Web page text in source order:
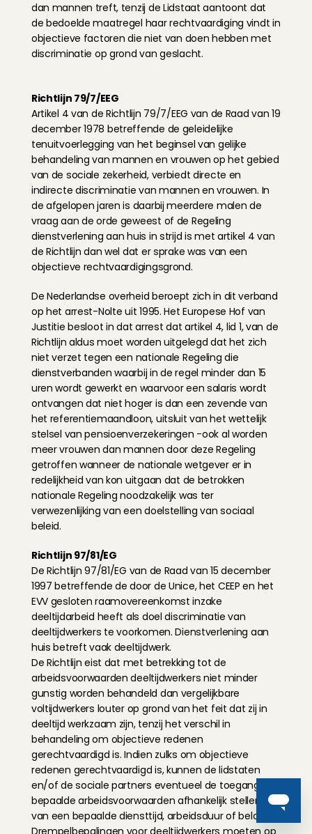
dan mannen treft, tenzij de Lidstaat aantoont dat
de bedoelde maatregel haar rechtvaardiging vindt in
objectieve factoren die niet van doen hebben met
discriminatie op grond van geslacht.
Richtlijn 79/7/EEG
Artikel 4 van de Richtlijn 79/7/EEG van de Raad van 19
december 1978 betreffende de geleidelijke
tenuitvoerlegging van het beginsel van gelijke
behandeling van mannen en vrouwen op het gebied
van de sociale zekerheid, verbiedt directe en
indirecte discriminatie van mannen en vrouwen. In
de afgelopen jaren is daarbij meerdere malen de
vraag aan de orde geweest of de Regeling
dienstverlening aan huis in strijd is met artikel 4 van
de Richtlijn dan wel dat er sprake was van een
objectieve rechtvaardigingsgrond.
De Nederlandse overheid beroept zich in dit verband
op het arrest-Nolte uit 1995. Het Europese Hof van
Justitie besloot in dat arrest dat artikel 4, lid 1, van de
Richtlijn aldus moet worden uitgelegd dat het zich
niet verzet tegen een nationale Regeling die
dienstverbanden waarbij in de regel minder dan 15
uren wordt gewerkt en waarvoor een salaris wordt
ontvangen dat niet hoger is dan een zevende van
het referentiemaandloon, uitsluit van het wettelijk
stelsel van pensioenverzekeringen -ook al worden
meer vrouwen dan mannen door deze Regeling
getroffen wanneer de nationale wetgever er in
redelijkheid van kon uitgaan dat de betrokken
nationale Regeling noodzakelijk was ter
verwezenlijking van een doelstelling van sociaal
beleid.
Richtlijn 97/81/EG
De Richtlijn 97/81/EG van de Raad van 15 december
1997 betreffende de door de Unice, het CEEP en het
EVV gesloten raamovereenkomst inzake
deeltijdarbeid heeft als doel discriminatie van
deeltijdwerkers te voorkomen. Dienstverlening aan
huis betreft vaak deeltijdwerk.
De Richtlijn eist dat met betrekking tot de
arbeidsvoorwaarden deeltijdwerkers niet minder
gunstig worden behandeld dan vergelijkbare
voltijdwerkers louter op grond van het feit dat zij in
deeltijd werkzaam zijn, tenzij het verschil in
behandeling om objectieve redenen
gerechtvaardigd is. Indien zulks om objectieve
redenen gerechtvaardigd is, kunnen de lidstaten
en/of de sociale partners eventueel de toegang tot
bepaalde arbeidsvoorwaarden afhankelijk stellen
van een bepaalde diensttijd, arbeidsduur of beloning.
Drempelbepalingen voor deeltijdwerkers moeten op